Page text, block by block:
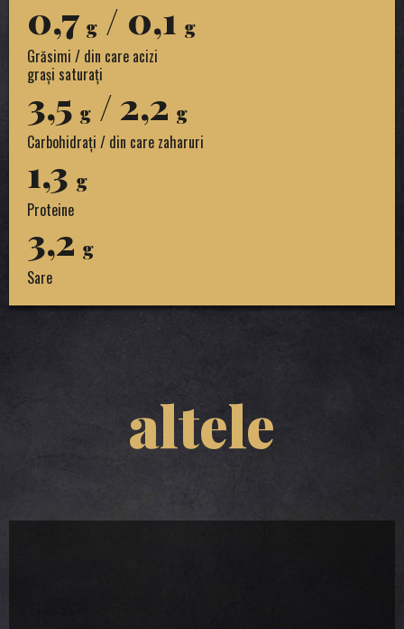
0,7 g / 0,1 g
Grăsimi / din care acizi
grași saturați
3,5 g / 2,2 g
Carbohidrați / din care zaharuri
1,3 g
Proteine
3,2 g
Sare
altele